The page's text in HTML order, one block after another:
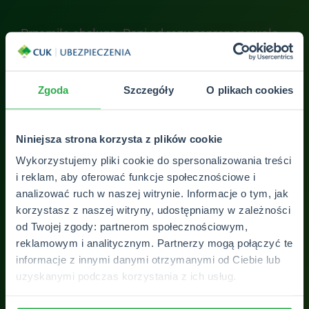
Zgoda Szczegóły O plikach cookies
Niniejsza strona korzysta z plików cookie
Wykorzystujemy pliki cookie do spersonalizowania treści
i reklam, aby oferować funkcje społecznościowe i
analizować ruch w naszej witrynie. Informacje o tym, jak
korzystasz z naszej witryny, udostępniamy w zależności
od Twojej zgody: partnerom społecznościowym,
reklamowym i analitycznym. Partnerzy mogą połączyć te
informacje z innymi danymi otrzymanymi od Ciebie lub
uzyskanymi podczas korzystania z ich usług.
iPrzemiła obsługa. Pani od razu zaproponowała
bardziej korzystne ubezpieczenie i wszystko od
100% :)
ZOBACZ WSZYSTKIE OPINIE